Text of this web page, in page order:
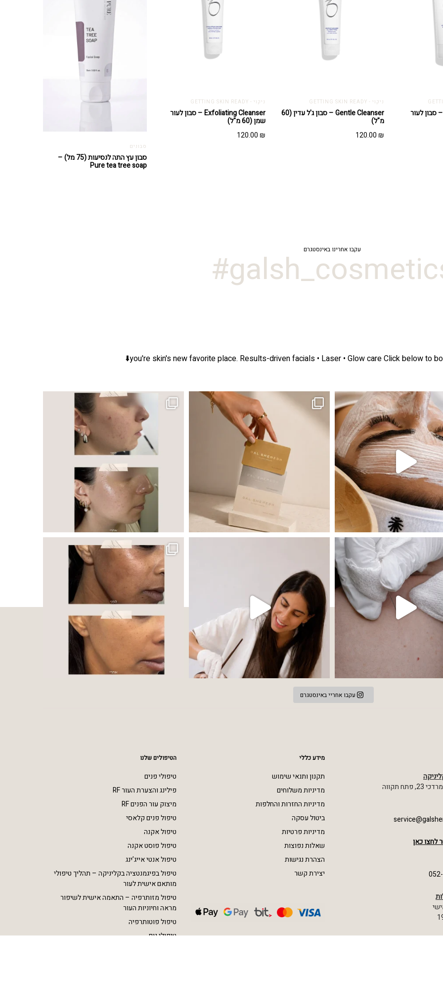
Hydrating Cleanser – סבון לעור
ניקוי - GETTING SKIN READY
Gentle Cleanser – סבון ג'ל עדין (60
מ"ל)
120.00 ₪
ניקוי - GETTING SKIN READY
Exfoliating Cleanser – סבון לעור
שמן (60 מ"ל)
120.00 ₪
סבונים
סבון עץ התה לנסיעות (75 מל) –
Pure tea tree soap
עקבו אחרינו באינסטגרם
you're skin's new favorite place. Results-driven facials • Laser • Glow careClick below to
מועדון החברות שלנו סוף סוף נפתח. מהיום, אקנה הוא אחד המצבים הנפוצים ביותר בעור, אך לכל עור
שהעור פשוט צריך לעצור רגע, לנשום ולהתאזן תהליך אחד שיכול לעשות הבדל גדול במראה ובאיכות העור
עקבו אחריי באינסטגרם
תקווה
לחצו כאן
מידע כללי
תקנון ותנאי שימוש
מדיניות משלוחים
מדיניות החזרות והחלפות
ביטול עסקה
מדיניות פרטיות
שאלות נפוצות
הצהרת נגישות
יצירת קשר
הטיפולים שלנו
טיפולי פנים
פילינג והצערת העור RF
מיצוק עור הפנים RF
טיפול פנים קלאסי
טיפול אקנה
טיפול פוסט אקנה
טיפול אנטי אייג’ינג
טיפול בפיגמנטציה בקליניקה – תהליך טיפולי
מותאם אישית לעור
טיפול מזותרפיה – התאמה אישית לשיפור
מראה וחיוניות העור
טיפול פוטותרפיה
טיפולי גוף